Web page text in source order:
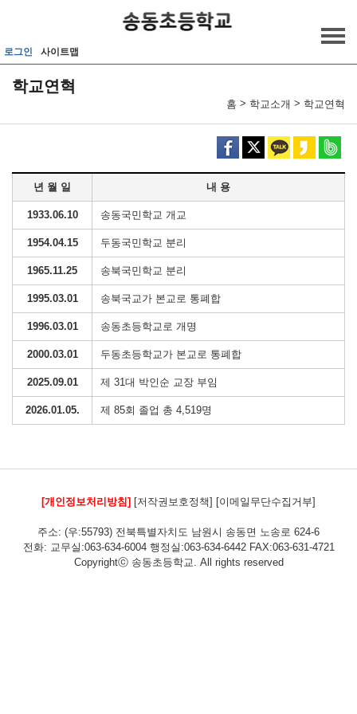
로그인 사이트맵
학교연혁
홈 > 학교소개 > 학교연혁
년 월 일 내 용
1933.06.10 송동국민학교 개교
1954.04.15 두동국민학교 분리
1965.11.25 송북국민학교 분리
1995.03.01 송북국교가 본교로 통폐합
1996.03.01 송동초등학교로 개명
2000.03.01 두동초등학교가 본교로 통폐합
2025.09.01 제 31대 박인순 교장 부임
2026.01.05. 제 85회 졸업 총 4,519명
[개인정보처리방침] [저작권보호정책] [이메일무단수집거부]
주소: (우:55793) 전북특별자치도 남원시 송동면 노송로 624-6
전화: 교무실:063-634-6004 행정실:063-634-6442 FAX:063-631-4721
Copyrightⓒ 송동초등학교. All rights reserved